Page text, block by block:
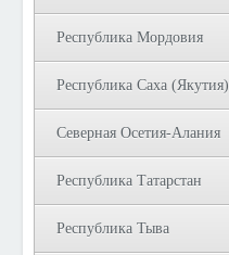
Республика Мордовия
Республика Саха (Якутия)
Северная Осетия-Алания
Республика Татарстан
Республика Тыва